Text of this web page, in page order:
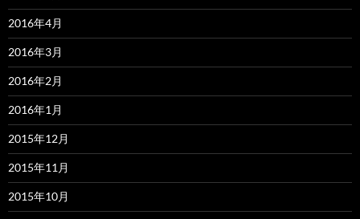
2016年4月
2016年3月
2016年2月
2016年1月
2015年12月
2015年11月
2015年10月